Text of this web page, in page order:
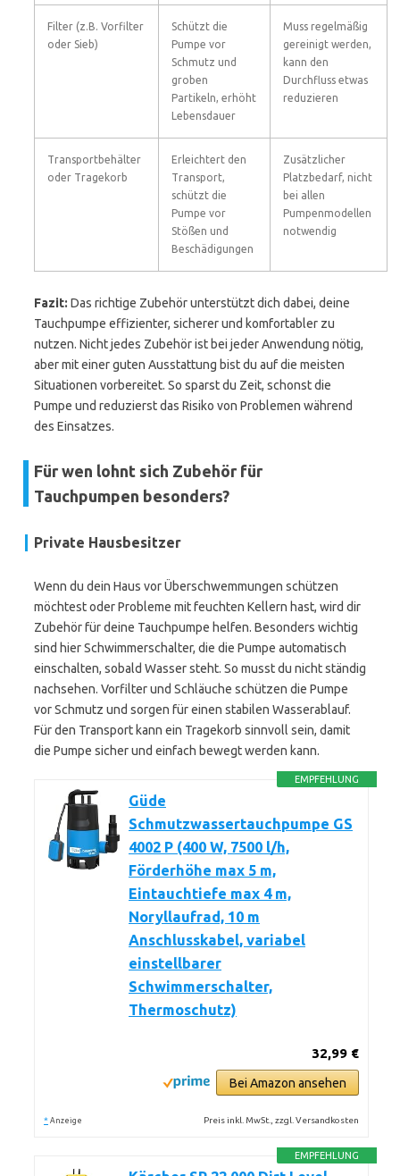
Filter (z.B. Vorfilter
oder Sieb)
Schützt die
Pumpe vor
Schmutz und
groben
Partikeln, erhöht
Lebensdauer
Muss regelmäßig
gereinigt werden,
kann den
Durchfluss etwas
reduzieren
Transportbehälter
oder Tragekorb
Erleichtert den
Transport,
schützt die
Pumpe vor
Stößen und
Beschädigungen
Zusätzlicher
Platzbedarf, nicht
bei allen
Pumpenmodellen
notwendig
Fazit: Das richtige Zubehör unterstützt dich dabei, deine
Tauchpumpe effizienter, sicherer und komfortabler zu
nutzen. Nicht jedes Zubehör ist bei jeder Anwendung nötig,
aber mit einer guten Ausstattung bist du auf die meisten
Situationen vorbereitet. So sparst du Zeit, schonst die
Pumpe und reduzierst das Risiko von Problemen während
des Einsatzes.
Für wen lohnt sich Zubehör für
Tauchpumpen besonders?
Private Hausbesitzer
Wenn du dein Haus vor Überschwemmungen schützen
möchtest oder Probleme mit feuchten Kellern hast, wird dir
Zubehör für deine Tauchpumpe helfen. Besonders wichtig
sind hier Schwimmerschalter, die die Pumpe automatisch
einschalten, sobald Wasser steht. So musst du nicht ständig
nachsehen. Vorfilter und Schläuche schützen die Pumpe
vor Schmutz und sorgen für einen stabilen Wasserablauf.
Für den Transport kann ein Tragekorb sinnvoll sein, damit
die Pumpe sicher und einfach bewegt werden kann.
EMPFEHLUNG
Güde
Schmutzwassertauchpumpe GS
4002 P (400 W, 7500 l/h,
Förderhöhe max 5 m,
Eintauchtiefe max 4 m,
Noryllaufrad, 10 m
Anschlusskabel, variabel
einstellbarer
Schwimmerschalter,
Thermoschutz)
32,99 €
Bei Amazon ansehen
* Anzeige Preis inkl. MwSt., zzgl. Versandkosten
EMPFEHLUNG